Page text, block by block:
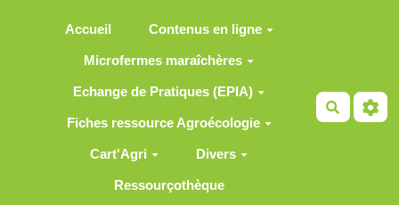
Accueil Contenus en ligne
Microfermes maraîchères
Echange de Pratiques (EPIA)
Fiches ressource Agroécologie
Cart'Agri Divers
Ressourçothèque